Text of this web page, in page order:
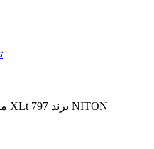
تعمیر آنالایزر پرتابل XRF مدل XLt 797 برند NITON